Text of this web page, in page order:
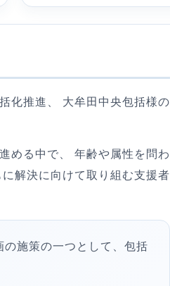
化推進、 大牟田中央包括様の
める中で、 年齢や属性を問わ
解決に向けて取り組む支援者
施策の一つとして、包括